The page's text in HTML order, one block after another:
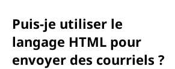
Puis-je utiliser le
langage HTML pour
envoyer des courriels ?